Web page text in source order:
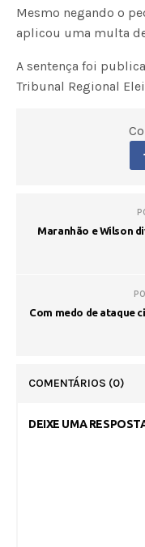
Mesmo negando o
aplicou uma multa
A sentença foi
Tribunal Regional
Maranhão e Wilson
Com medo de ataque
COMENTÁRIOS (0)
DEIXE UMA